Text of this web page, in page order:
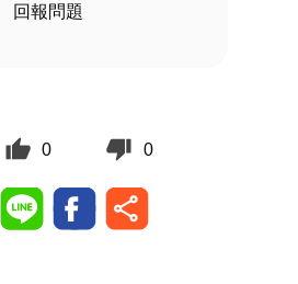
回報問題
0 0